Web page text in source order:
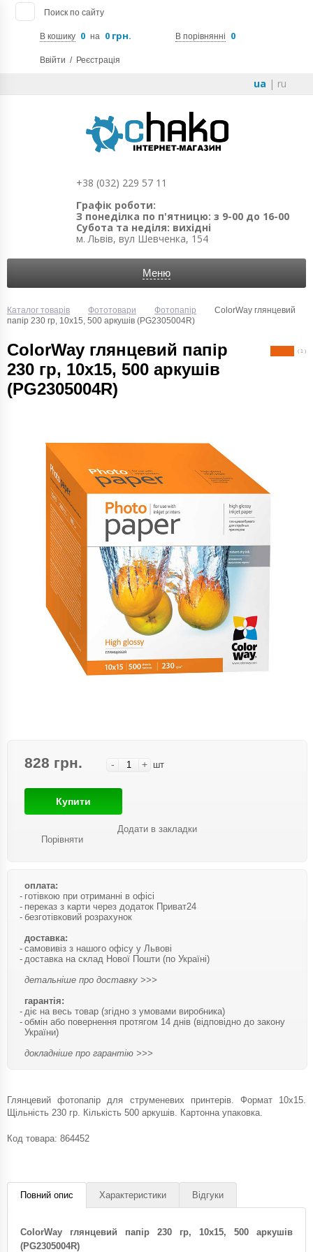
Поиск по сайту
В кошику 0 на 0 грн. В порівнянні 0
Ввійти / Реєстрація
ua | ru
+38 (032) 229 57 11
Графік роботи:
З понеділка по п'ятницю: з 9-00 до 16-00
Субота та неділя: вихідні
м. Львів, вул Шевченка, 154
Меню
Каталог товарів Фототовари Фотопапір
ColorWay глянцевий
папір 230 гр, 10x15, 500 аркушів (PG2305004R)
ColorWay глянцевий папір
230 гр, 10x15, 500 аркушів
(PG2305004R)
( 1 )
828 грн. - + шт
Купити
Порівняти
Додати в закладки
оплата:
готівкою при отриманні в офісі
переказ з карти через додаток Приват24
безготівковий розрахунок
доставка:
самовивіз з нашого офісу у Львові
доставка на склад Нової Пошти (по Україні)
детальніше про доставку >>>
гарантія:
діє на весь товар (згідно з умовами виробника)
обмін або повернення протягом 14 днів (відповідно до закону
України)
докладніше про гарантію >>>
Глянцевий фотопапір для струменевих принтерів. Формат 10x15.
Щільність 230 гр. Кількість 500 аркушів. Картонна упаковка.
Код товара: 864452
Повний опис Характеристики Відгуки
ColorWay глянцевий папір 230 гр, 10x15, 500 аркушів
(PG2305004R)